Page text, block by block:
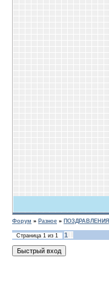
Форум » Разное » ПОЗДРАВЛЕНИЯ
Страница 1 из 1
1